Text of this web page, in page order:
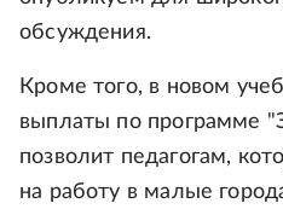
обсуждения.
Кроме того, в новом
выплаты по программе
позволит педагогам,
на работу в малые